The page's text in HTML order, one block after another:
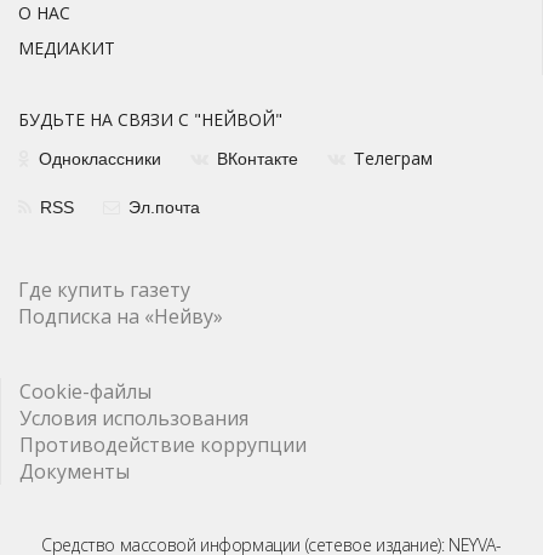
О НАС
МЕДИАКИТ
БУДЬТЕ НА СВЯЗИ С "НЕЙВОЙ"
Одноклассники ВКонтакте Телеграм
RSS Эл.почта
Где купить газету
Подписка на «Нейву»
Cookie-файлы
Условия использования
Противодействие коррупции
Документы
Средство массовой информации (сетевое издание): NEYVA-